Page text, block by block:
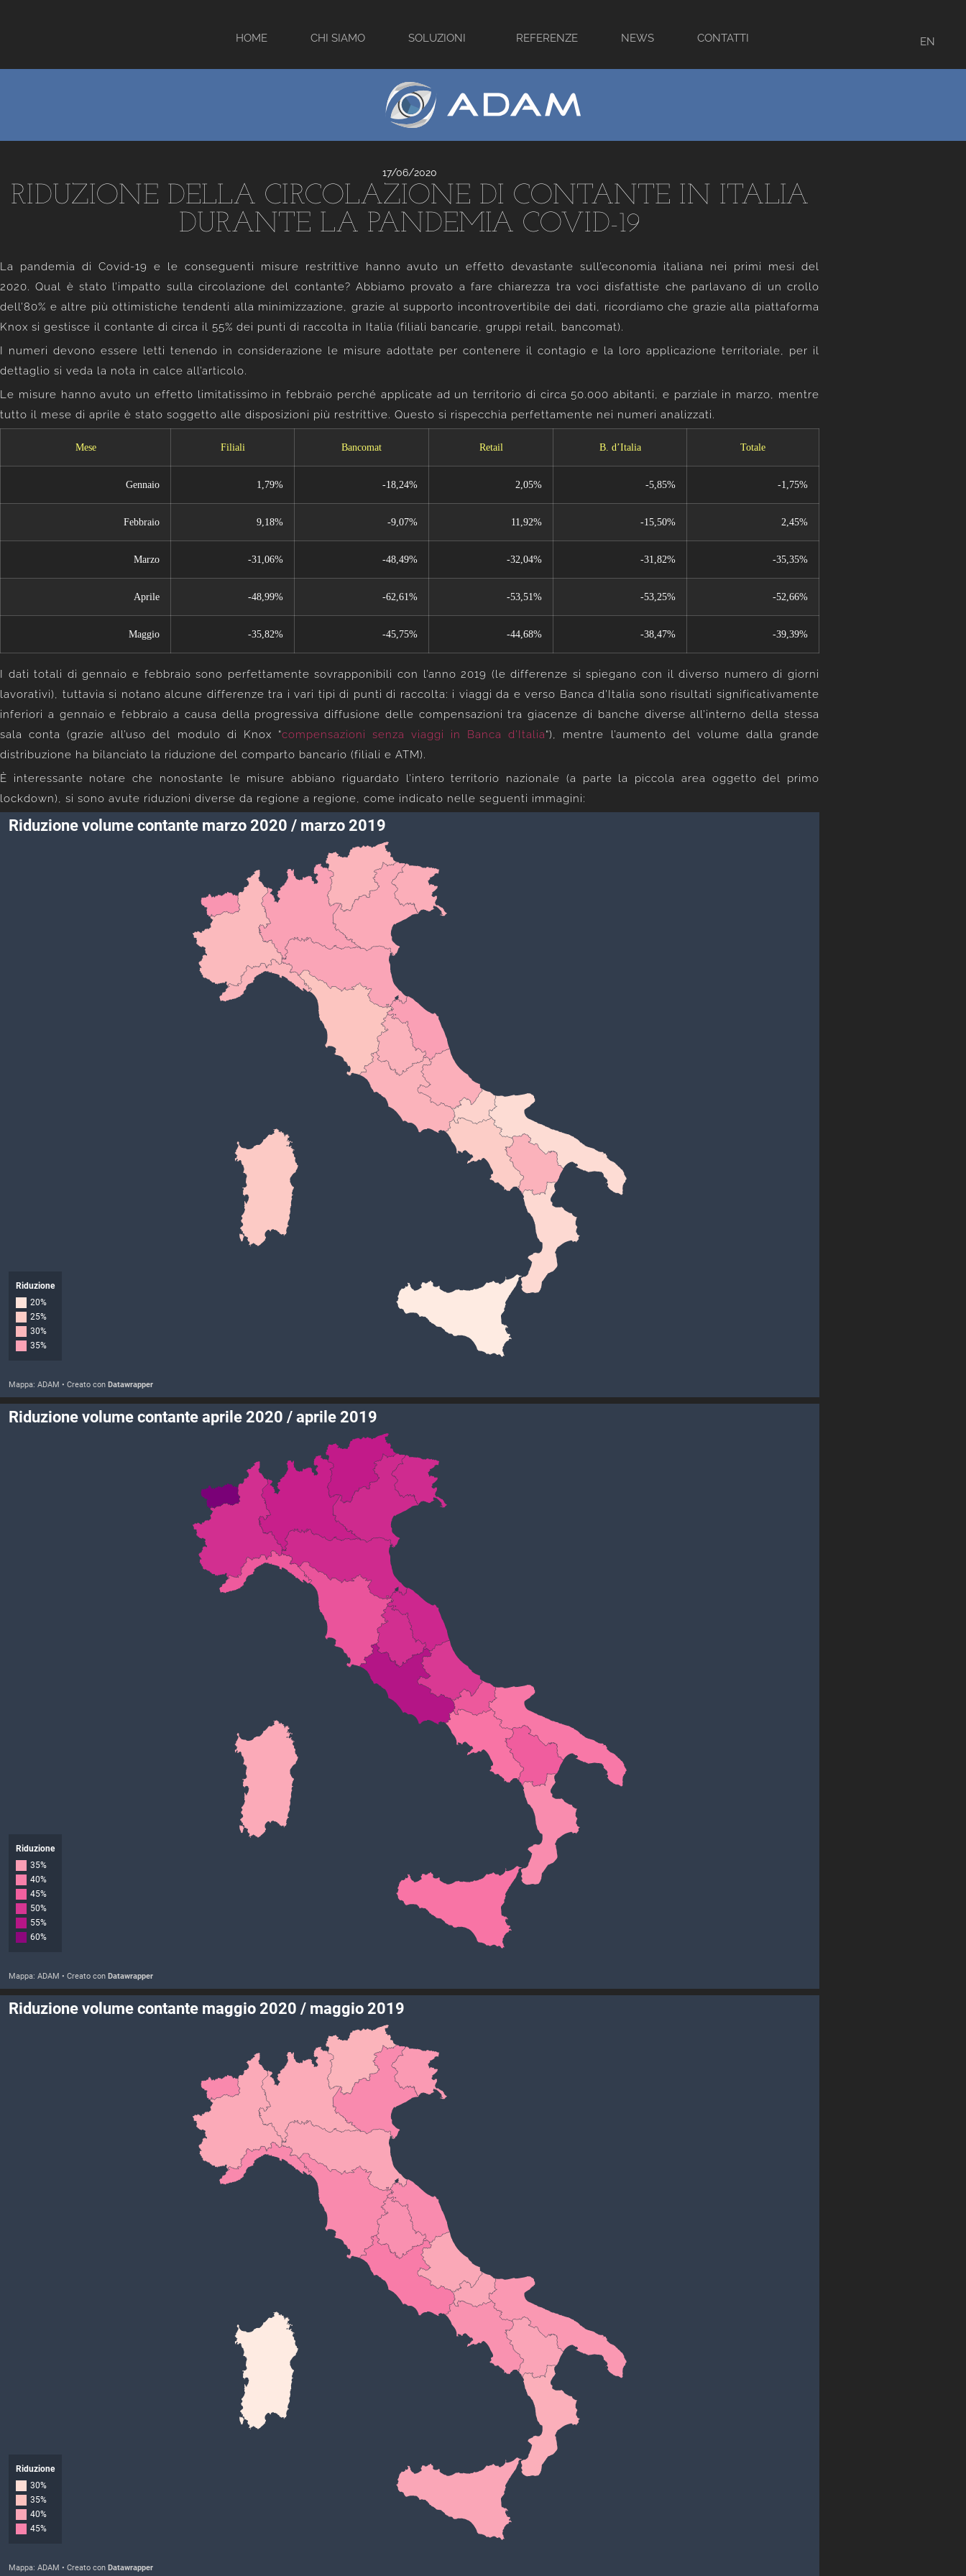
HOME CHI SIAMO SOLUZIONI REFERENZE NEWS CONTATTI EN
17/06/2020
RIDUZIONE DELLA CIRCOLAZIONE DI CONTANTE IN ITALIA
DURANTE LA PANDEMIA COVID-19
La pandemia di Covid-19 e le conseguenti misure restrittive hanno avuto un effetto devastante sull’economia italiana nei primi mesi del
2020. Qual è stato l’impatto sulla circolazione del contante? Abbiamo provato a fare chiarezza tra voci disfattiste che parlavano di un crollo
dell’80% e altre più ottimistiche tendenti alla minimizzazione, grazie al supporto incontrovertibile dei dati, ricordiamo che grazie alla piattaforma
Knox si gestisce il contante di circa il 55% dei punti di raccolta in Italia (filiali bancarie, gruppi retail, bancomat).
I numeri devono essere letti tenendo in considerazione le misure adottate per contenere il contagio e la loro applicazione territoriale, per il
dettaglio si veda la nota in calce all’articolo.
Le misure hanno avuto un effetto limitatissimo in febbraio perché applicate ad un territorio di circa 50.000 abitanti, e parziale in marzo, mentre
tutto il mese di aprile è stato soggetto alle disposizioni più restrittive. Questo si rispecchia perfettamente nei numeri analizzati.
Mese Filiali Bancomat Retail B. d’Italia Totale
Gennaio 1,79% -18,24% 2,05% -5,85% -1,75%
Febbraio 9,18% -9,07% 11,92% -15,50% 2,45%
Marzo -31,06% -48,49% -32,04% -31,82% -35,35%
Aprile -48,99% -62,61% -53,51% -53,25% -52,66%
Maggio -35,82% -45,75% -44,68% -38,47% -39,39%
I dati totali di gennaio e febbraio sono perfettamente sovrapponibili con l’anno 2019 (le differenze si spiegano con il diverso numero di giorni
lavorativi), tuttavia si notano alcune differenze tra i vari tipi di punti di raccolta: i viaggi da e verso Banca d’Italia sono risultati significativamente
inferiori a gennaio e febbraio a causa della progressiva diffusione delle compensazioni tra giacenze di banche diverse all’interno della stessa
sala conta (grazie all’uso del modulo di Knox “compensazioni senza viaggi in Banca d’Italia“), mentre l’aumento del volume dalla grande
distribuzione ha bilanciato la riduzione del comparto bancario (filiali e ATM).
È interessante notare che nonostante le misure abbiano riguardato l’intero territorio nazionale (a parte la piccola area oggetto del primo
lockdown), si sono avute riduzioni diverse da regione a regione, come indicato nelle seguenti immagini: